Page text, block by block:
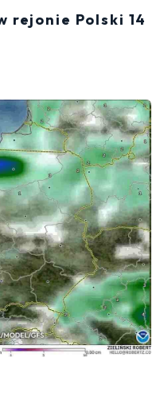
rejonie Polski 14